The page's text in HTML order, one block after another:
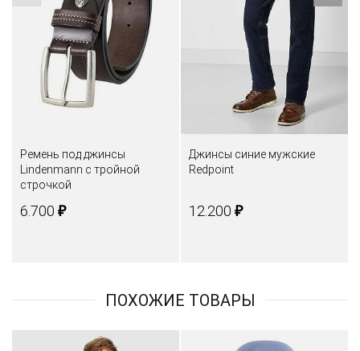
Ремень под джинсы
Lindenmann с тройной
строчкой
6.700 ₽
Джинсы синие мужские
Redpoint
12.200 ₽
ПОХОЖИЕ ТОВАРЫ